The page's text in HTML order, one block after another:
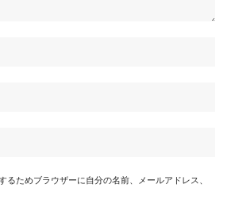
るためブラウザーに自分の名前、メールアドレス、